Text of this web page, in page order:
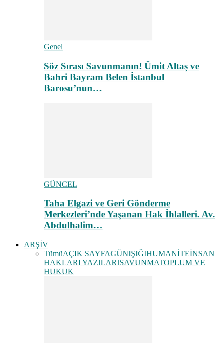
Genel
Söz Sırası Savunmanın! Ümit Altaş ve
Bahri Bayram Belen İstanbul
Barosu’nun…
GÜNCEL
Taha Elgazi ve Geri Gönderme
Merkezleri’nde Yaşanan Hak İhlalleri. Av.
Abdulhalim…
ARŞİV
TümüAÇIK SAYFAGÜNIŞIĞIHUMANİTEİNSAN
HAKLARI YAZILARISAVUNMATOPLUM VE
HUKUK